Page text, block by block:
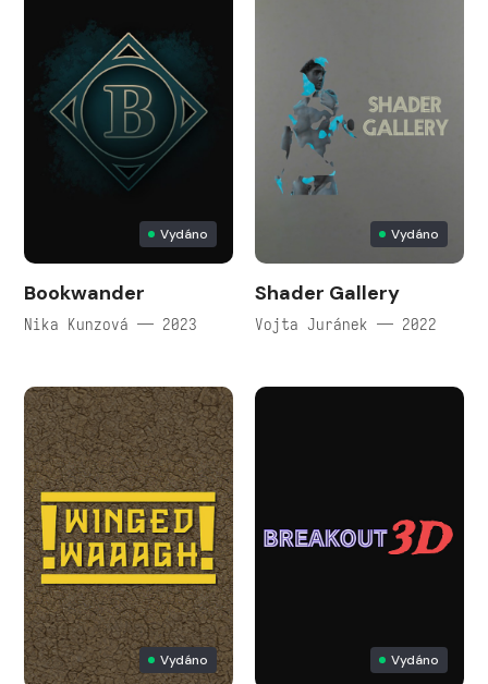
Vydáno
Bookwander
Nika Kunzová — 2023
Vydáno
Shader Gallery
Vojta Juránek — 2022
Vydáno Vydáno